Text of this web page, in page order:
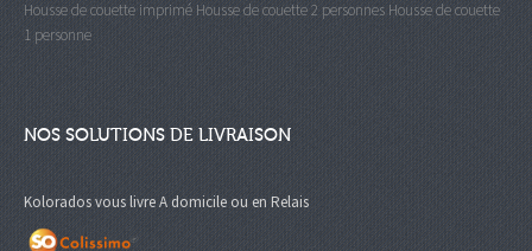
Housse de couette imprimé Housse de couette 2 personnes Housse de couette
1 personne
NOS SOLUTIONS DE LIVRAISON
Kolorados vous livre A domicile ou en Relais